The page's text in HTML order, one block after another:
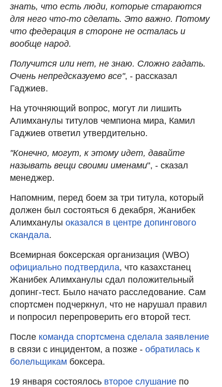
знать, что есть люди, которые стараются
для него что-то сделать. Это важно. Потому
что федерация в стороне не осталась и
вообще народ.
Получится или нет, не знаю. Сложно гадать.
Очень непредсказуемо все", - рассказал
Гаджиев.
На уточняющий вопрос, могут ли лишить
Алимханулы титулов чемпиона мира, Камил
Гаджиев ответил утвердительно.
"Конечно, могут, к этому идет, давайте
называть вещи своими именами", - сказал
менеджер.
Напомним, перед боем за три титула, который
должен был состояться 6 декабря, Жанибек
Алимханулы оказался в центре допингового
скандала.
Всемирная боксерская организация (WBO)
официально подтвердила, что казахстанец
Жанибек Алимханулы сдал положительный
допинг-тест. Было начато расследование. Сам
спортсмен подчеркнул, что не нарушал правил
и попросил перепроверить его второй тест.
После команда спортсмена сделала заявление
в связи с инцидентом, а позже - обратилась к
болельщикам боксера.
19 января состоялось второе слушание по